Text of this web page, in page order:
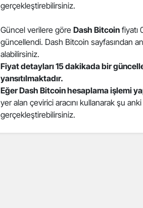
gerçekleştirebilirsiniz.
Güncel verilere göre Dash Bitcoin fiyatı
güncellendi. Dash Bitcoin sayfasından
alabilirsiniz.
Fiyat detayları 15 dakikada bir
yansıtılmaktadır.
Eğer Dash Bitcoin hesaplama işlemi
yer alan çevirici aracını kullanarak şu
gerçekleştirebilirsiniz.